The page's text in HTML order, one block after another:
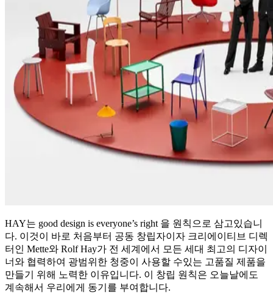
HAY는 good design is everyone’s right 을 원칙으로 삼고있습니
다. 이것이 바로 처음부터 공동 창립자이자 크리에이티브 디렉
터인 Mette와 Rolf Hay가 전 세계에서 모든 세대 최고의 디자이
너와 협력하여 광범위한 청중이 사용할 수있는 고품질 제품을
만들기 위해 노력한 이유입니다. 이 창립 원칙은 오늘날에도
계속해서 우리에게 동기를 부여합니다.